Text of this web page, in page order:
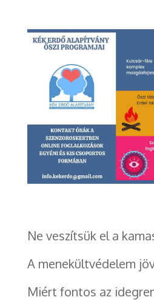
Ne veszítsük el a
A menekültvédelem
Miért fontos az